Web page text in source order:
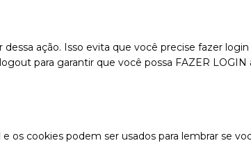
ação. Isso evita que você precise fazer
para garantir que você possa FAZER LOGIN
cookies podem ser usados ​​para lembrar se